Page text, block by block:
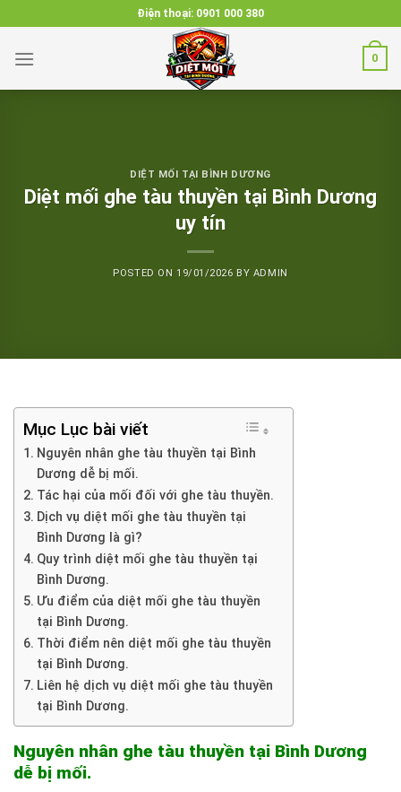
to
content
Điện thoại: 0901 000 380
0
DIỆT MỐI TẠI BÌNH DƯƠNG
Diệt mối ghe tàu thuyền tại Bình Dương
uy tín
POSTED ON 19/01/2026 BY ADMIN
Mục Lục bài viết
Nguyên nhân ghe tàu thuyền tại Bình
Dương dễ bị mối.
Tác hại của mối đối với ghe tàu thuyền.
Dịch vụ diệt mối ghe tàu thuyền tại
Bình Dương là gì?
Quy trình diệt mối ghe tàu thuyền tại
Bình Dương.
Ưu điểm của diệt mối ghe tàu thuyền
tại Bình Dương.
Thời điểm nên diệt mối ghe tàu thuyền
tại Bình Dương.
Liên hệ dịch vụ diệt mối ghe tàu thuyền
tại Bình Dương.
Nguyên nhân ghe tàu thuyền tại Bình Dương
dễ bị mối.